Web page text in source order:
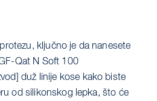
ključno je da nanesete
Qat N Soft 100
duž ​​linije kose kako biste
od silikonskog lepka, što će